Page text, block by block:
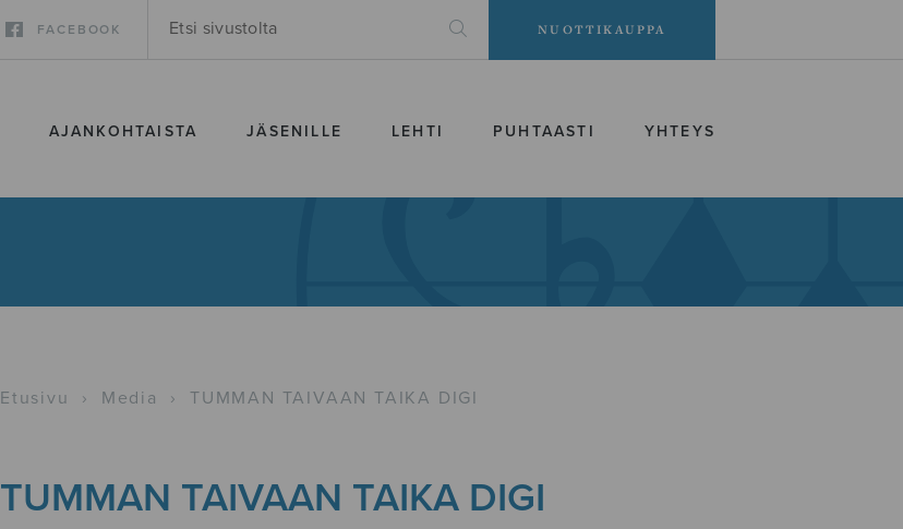
FACEBOOK NUOTTIKAUPPA
AJANKOHTAISTA JÄSENILLE LEHTI PUHTAASTI YHTEYS
Etusivu › Media › TUMMAN TAIVAAN TAIKA DIGI
TUMMAN TAIVAAN TAIKA DIGI